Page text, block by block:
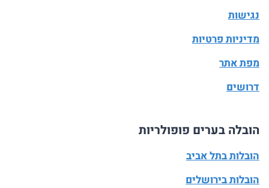
נגישות
מדיניות פרטיות
מפת אתר
דרושים
הובלה בערים פופולריות
הובלות בתל אביב
הובלות בירושלים